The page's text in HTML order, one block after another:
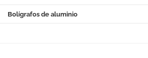
Bolígrafos de aluminio